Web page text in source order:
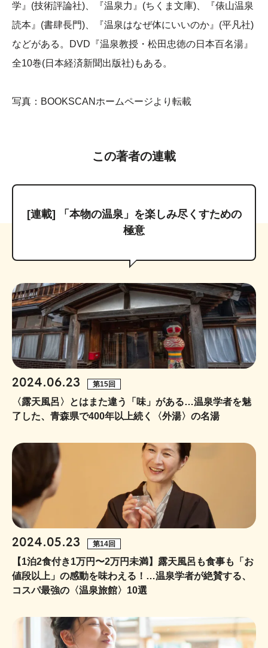
学』(技術評論社)、『温泉力』(ちくま文庫)、『俵山温泉
読本』(書肆長門)、『温泉はなぜ体にいいのか』(平凡社)
などがある。DVD『温泉教授・松田忠徳の日本百名湯』
全10巻(日本経済新聞出版社)もある。
写真：BOOKSCANホームページより転載
この著者の連載
[連載] 「本物の温泉」を楽しみ尽くすための
極意
2024.06.23 第15回
〈露天風呂〉とはまた違う「味」がある…温泉学者を魅
了した、青森県で400年以上続く〈外湯〉の名湯
2024.05.23 第14回
【1泊2食付き1万円〜2万円未満】露天風呂も食事も「お
値段以上」の感動を味わえる！…温泉学者が絶賛する、
コスパ最強の〈温泉旅館〉10選